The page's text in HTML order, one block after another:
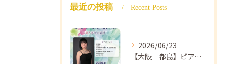
最近の投稿 Recent Posts
2026/06/23
【大阪 都島】ピアノ教室ならNAOMIミュージックスクール ピアノ講師 佐々木唯先生のコンサートのご案内🎵